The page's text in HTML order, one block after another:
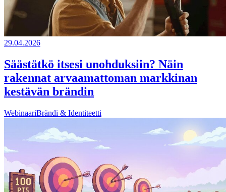
29.04.2026
Säästätkö itsesi unohduksiin? Näin
rakennat arvaamattoman markkinan
kestävän brändin
WebinaariBrändi & Identiteetti